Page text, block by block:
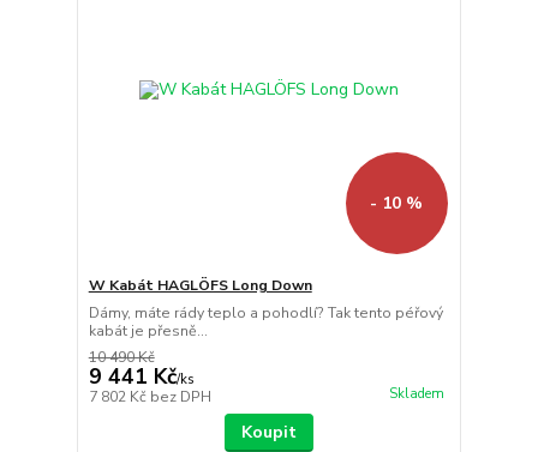
- 10 %
W Kabát HAGLÖFS Long Down
Dámy, máte rády teplo a pohodlí? Tak tento péřový
kabát je přesně...
10 490 Kč
9 441 Kč/ks
7 802 Kč bez DPH Skladem
Koupit